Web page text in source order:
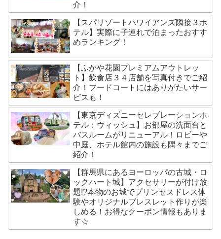
介！
【スパリゾートハワイアンズ隣接３ホ
テル】実際に子連れで泊まったおすす
めランキング！
【ふかや花園プレミアムアウトレッ
ト】飲食店３４店舗を写真付きでご紹
介！フードコートにはありがたいサー
ビスも！
【東京ディズニーセレブレーションホ
テル：ウィッシュ】お部屋の洗面台と
バスルームがリニューアル！ロビーや
中庭、ホテル館内の施設も隅々までご
紹介！
【群馬県にあるヨーロッパの古城・ロ
ックハート城】アクセサリーが付け放
題!?本物のお城でプリンセスドレス体
験やオリジナルブレスレット作りが楽
しめる！お得なクーポン情報もありま
す☆